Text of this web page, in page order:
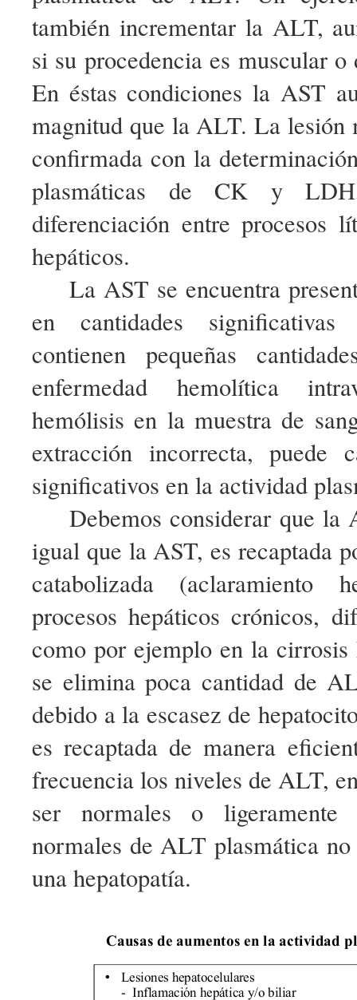
también incrementar la ALT,
si su procedencia es muscular
En éstas condiciones la AST
magnitud que la ALT. La lesión
confirmada con la
plasmáticas de CK y
diferenciación entre procesos
hepáticos.
La AST se encuentra
en cantidades significativas
contienen pequeñas
enfermedad hemolítica
hemólisis en la muestra de
extracción incorrecta, puede
significativos en la actividad
Debemos considerar que
igual que la AST, es recaptada
catabolizada (aclaramiento
procesos hepáticos crónicos,
como por ejemplo en la cirrosis
se elimina poca cantidad de
debido a la escasez de
es recaptada de manera
frecuencia los niveles de ALT,
ser normales o ligeramente
normales de ALT plasmática
una hepatopatía.